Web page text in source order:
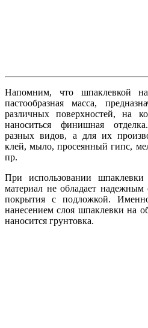
Напомним, что шпаклевкой
пастообразная масса,
различных поверхностей, на
наноситься финишная
разных видов, а для их
клей, мыло, просеянный гипс,
пр.
При использовании
материал не обладает
покрытия с подложкой.
нанесением слоя шпаклевки на
наносится грунтовка.